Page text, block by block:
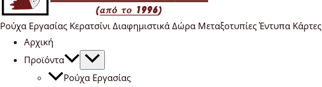
Ρούχα Εργασίας Κερατσίνι Διαφημιστικά Δώρα Μεταξοτυπίες Έντυπα Κάρτες
Αρχική
Προϊόντα
Ρούχα Εργασίας